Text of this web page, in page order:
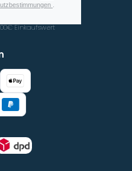
Einkaufswert